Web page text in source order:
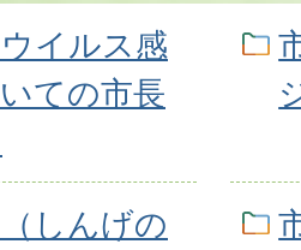
イルス感
ての市長
しんげの